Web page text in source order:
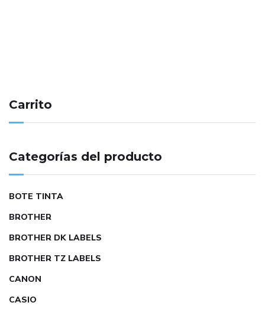
Carrito
Categorías del producto
BOTE TINTA
BROTHER
BROTHER DK LABELS
BROTHER TZ LABELS
CANON
CASIO